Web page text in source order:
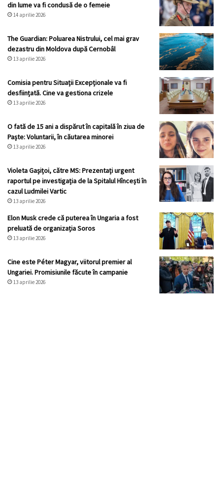
din lume va fi condusă de o femeie
14 aprilie 2026
The Guardian: Poluarea Nistrului, cel mai grav
dezastru din Moldova după Cernobâl
13 aprilie 2026
Comisia pentru Situații Excepționale va fi
desființată. Cine va gestiona crizele
13 aprilie 2026
O fată de 15 ani a dispărut în capitală în ziua de
Paște: Voluntarii, în căutarea minorei
13 aprilie 2026
Violeta Gașițoi, către MS: Prezentați urgent
raportul pe investigația de la Spitalul Hîncești în
cazul Ludmilei Vartic
13 aprilie 2026
Elon Musk crede că puterea în Ungaria a fost
preluată de organizația Soros
13 aprilie 2026
Cine este Péter Magyar, viitorul premier al
Ungariei. Promisiunile făcute în campanie
13 aprilie 2026